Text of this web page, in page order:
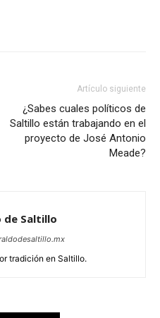
Artículo siguiente
¿Sabes cuales políticos de
Saltillo están trabajando en el
proyecto de José Antonio
Meade?
de Saltillo
tradición en Saltillo.